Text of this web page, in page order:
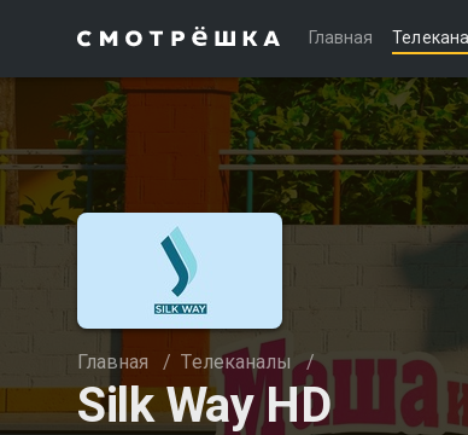
Главная
Главная / Телеканалы /
Silk Way HD